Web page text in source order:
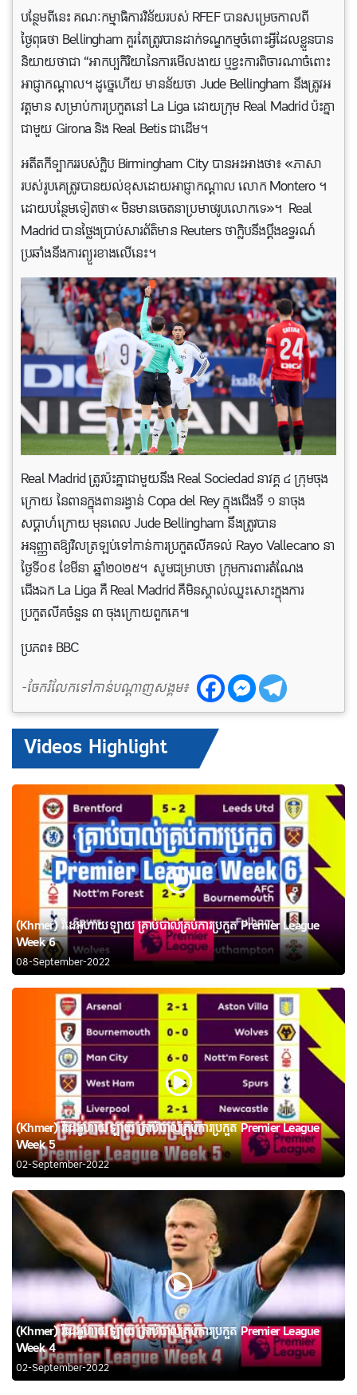
បន្ថែមពីនេះ គណៈកម្មាធិការវិន័យរបស់ RFEF បានសម្រេចកាលពី
ថ្ងៃពុធថា Bellingham គួរតែត្រូវបានដាក់ទណ្ឌកម្មចំពោះអ្វីដែលខ្លួនបាន
និយាយថាជា “អាកប្បកិរិយានៃការមើលងាយ ឬខ្វះការពិចារណាចំពោះ
អាជ្ញាកណ្តាល។ ដូច្នេហើយ មានន័យថា Jude Bellingham នឹងត្រូវអ
វត្តមាន សម្រាប់ការប្រកួតនៅ La Liga ដោយក្រុម Real Madrid ប៉ះគ្នា
ជាមួយ Girona និង Real Betis ជាដើម។
អតីតកីទ្បាកររបស់ក្លិប Birmingham City បានអះអាងថា៖ «ភាសា
របស់រូបគេត្រូវបានយល់ខុសដោយអាជ្ញាកណ្តាល លោក Montero ។
ដោយបន្ថែមទៀតថា« មិនមានចេតនាប្រមាថរូបលោកទេ»។ Real
Madrid បានថ្លៃងប្រាប់សារព័ត៌មាន Reuters ថាក្លិបនឹងប្តឹងឧទ្ធរណ៍
ប្រឆាំងនឹងការព្យួរខាងលើនេះ។
Real Madrid ត្រូវប៉ះគ្នាជាមួយនឹង Real Sociedad នាវគ្គ ៤ ក្រុមចុង
ក្រោយ នៃពានក្នុងពានរង្វាន់ Copa del Rey ក្នុងជើងទី ១ នាចុង
សប្តាហ៍ក្រោយ មុនពេល Jude Bellingham នឹងត្រូវបាន
អនុញ្ញាតឱ្យវិលត្រឡប់ទៅកាន់ការប្រកួតលីគទល់ Rayo Vallecano នា
ថ្ងៃទី០៩ ខែមីនា ឆ្នាំ២០២៥។ សូមជម្រាបថា ក្រុមការពារតំណែង
ជើងឯក La Liga គឺ Real Madrid គឺមិនស្គាល់ឈ្នះសោះក្នុងការ
ប្រកួតលីគចំនួន ៣ ចុងក្រោយពួកគេ៕
ប្រភព៖ BBC
-ចែករំលែកទៅកាន់បណ្តាញសង្គម៖
Videos Highlight
(Khmer) វីដេអូហាយឡាយ គ្រាប់បាល់គ្រប់ការប្រកួត Premier League
Week 6
08-September-2022
(Khmer) វីដេអូហាយឡាយ គ្រាប់បាល់គ្រប់ការប្រកួត Premier League
Week 5
02-September-2022
(Khmer) វីដេអូហាយឡាយ គ្រាប់បាល់គ្រប់ការប្រកួត Premier League
Week 4
02-September-2022